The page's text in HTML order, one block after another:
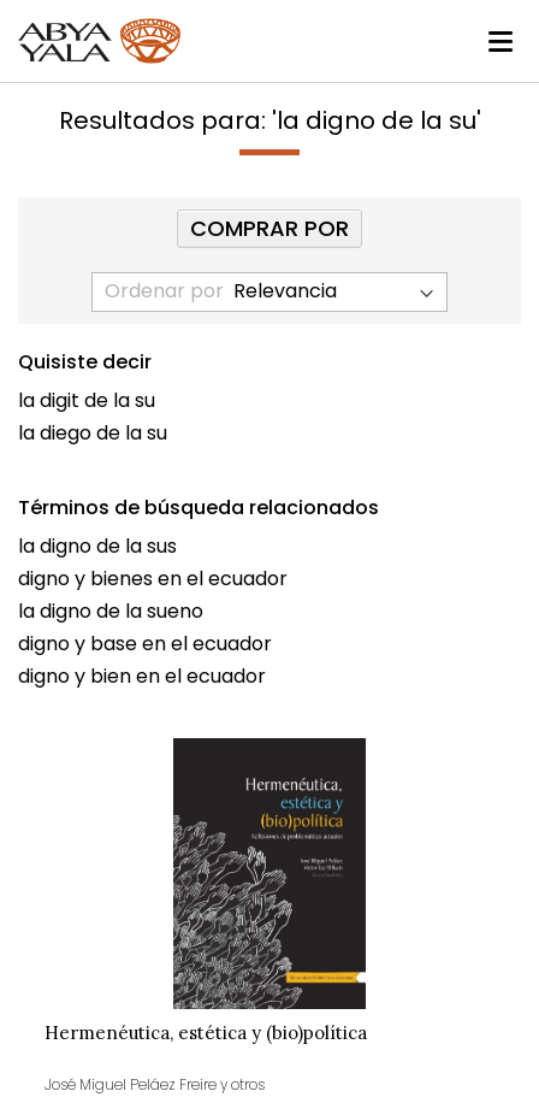
Resultados para: 'la digno de la su'
Ordenar por
Quisiste decir
la digit de la su
la diego de la su
Términos de búsqueda relacionados
la digno de la sus
digno y bienes en el ecuador
la digno de la sueno
digno y base en el ecuador
digno y bien en el ecuador
Hermenéutica, estética y (bio)política
José Miguel Peláez Freire y otros
COMPRAR POR